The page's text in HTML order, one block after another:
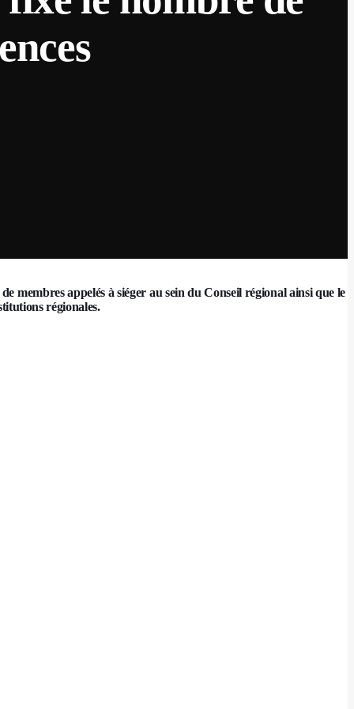
membres appelés à siéger au sein du Conseil régional ainsi que le
régionales.